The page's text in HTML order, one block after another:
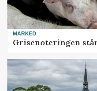
MARKED
Grisenoteringen